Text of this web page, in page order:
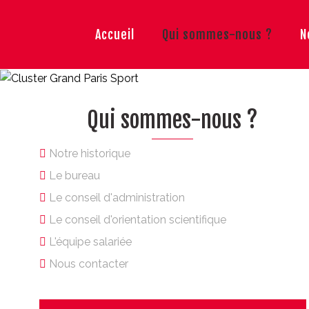
Accueil Qui sommes-nous ?
Qui sommes-nous ?
Notre historique
Le bureau
Le conseil d'administration
Le conseil d'orientation scientifique
L'équipe salariée
Nous contacter